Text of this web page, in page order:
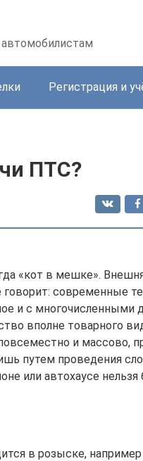
Регистрация и
ПТС?
«кот в мешке».
современные
и с многочисленными
вполне товарного
и массово,
путем проведения
или автохаусе
в розыске,